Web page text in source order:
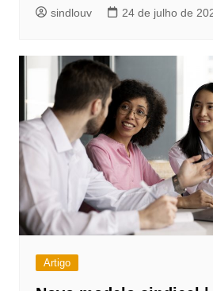
sindlouv 24 de julho de
Artigo